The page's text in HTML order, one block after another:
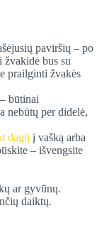
paviršių – po
žvakidė bus su
prailginti žvakės
būtinai
nebūtų per didelė,
dagtį į vašką arba
– išvengsite
ar gyvūnų.
daiktų.